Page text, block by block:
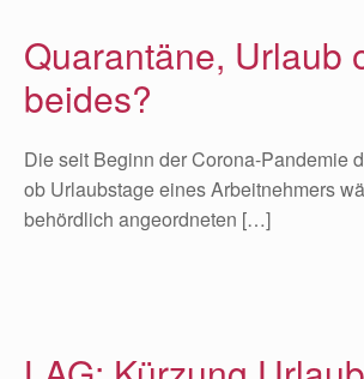
Quarantäne, Urlaub
beides?
Die seit Beginn der Corona-Pandemie
ob Urlaubstage eines Arbeitnehmers
behördlich angeordneten […]